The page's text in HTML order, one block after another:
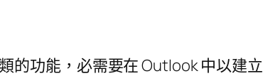
的功能，必需要在 Outlook 中以建立